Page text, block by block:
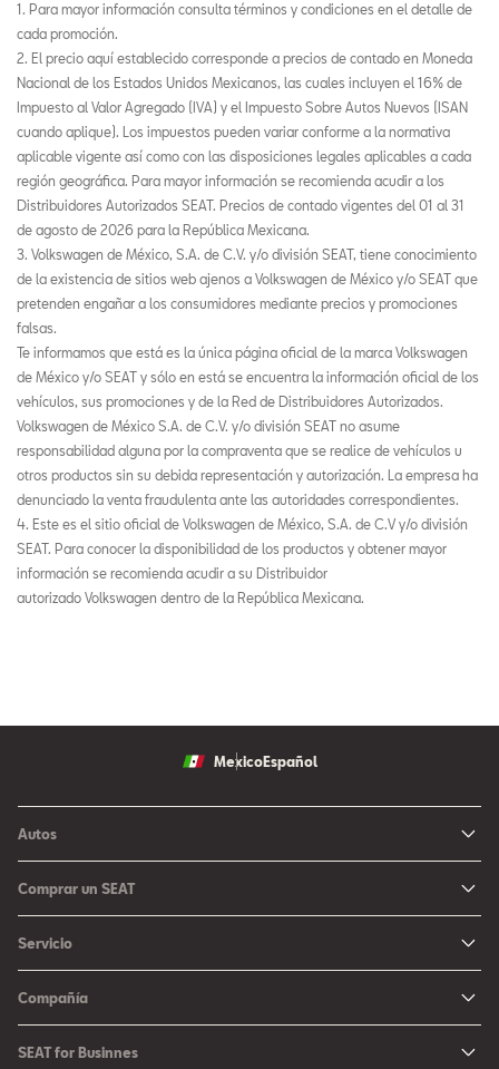
1. Para mayor información consulta términos y condiciones en el detalle de
cada promoción.
2. El precio aquí establecido corresponde a precios de contado en Moneda
Nacional de los Estados Unidos Mexicanos, las cuales incluyen el 16% de
Impuesto al Valor Agregado (IVA) y el Impuesto Sobre Autos Nuevos (ISAN
cuando aplique). Los impuestos pueden variar conforme a la normativa
aplicable vigente así como con las disposiciones legales aplicables a cada
región geográfica. Para mayor información se recomienda acudir a los
Distribuidores Autorizados SEAT. Precios de contado vigentes del 01 al 31
de agosto de 2026 para la República Mexicana.
3. Volkswagen de México, S.A. de C.V. y/o división SEAT, tiene conocimiento
de la existencia de sitios web ajenos a Volkswagen de México y/o SEAT que
pretenden engañar a los consumidores mediante precios y promociones
falsas.
Te informamos que está es la única página oficial de la marca Volkswagen
de México y/o SEAT y sólo en está se encuentra la información oficial de los
vehículos, sus promociones y de la Red de Distribuidores Autorizados.
Volkswagen de México S.A. de C.V. y/o división SEAT no asume
responsabilidad alguna por la compraventa que se realice de vehículos u
otros productos sin su debida representación y autorización. La empresa ha
denunciado la venta fraudulenta ante las autoridades correspondientes.
4. Este es el sitio oficial de Volkswagen de México, S.A. de C.V y/o división
SEAT. Para conocer la disponibilidad de los productos y obtener mayor
información se recomienda acudir a su Distribuidor
autorizado Volkswagen dentro de la República Mexicana.
MexicoEspañol
Autos
Arona
León
Ateca
Comprar un SEAT
Configurador SEAT
Promociones
Fichas Técnicas
Servicio
Campaña Bolsas de Aire
Promociones Servicio SEAT
Compañía
SEAT for Businnes